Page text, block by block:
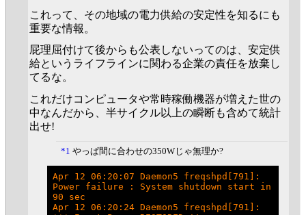
これって、その地域の電力供給の安定性を知るにも
重要な情報。
屁理屈付けて後からも公表しないってのは、安定供
給というライフラインに関わる企業の責任を放棄し
てるな。
これだけコンピュータや常時稼働機器が増えた世の
中なんだから、半サイクル以上の瞬断も含めて統計
出せ!
*1 やっぱ間に合わせの350Wじゃ無理か?
Apr 12 06:20:07 Daemon5 freqshpd[791]:
Power failure : System shutdown start in
90 sec
Apr 12 06:20:24 Daemon5 freqshpd[791]: